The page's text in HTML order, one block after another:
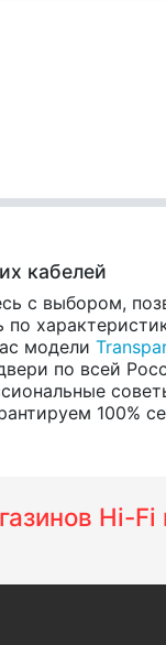
кабелей
с выбором,
по
модели
по всей
100%
Hi-